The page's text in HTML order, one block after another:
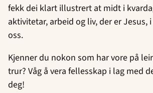
fekk dei klart illustrert at midt i
aktivitetar, arbeid og liv, der er Jesus,
oss.
Kjenner du nokon som har vore på
trur? Våg å vera fellesskap i lag med
deg!